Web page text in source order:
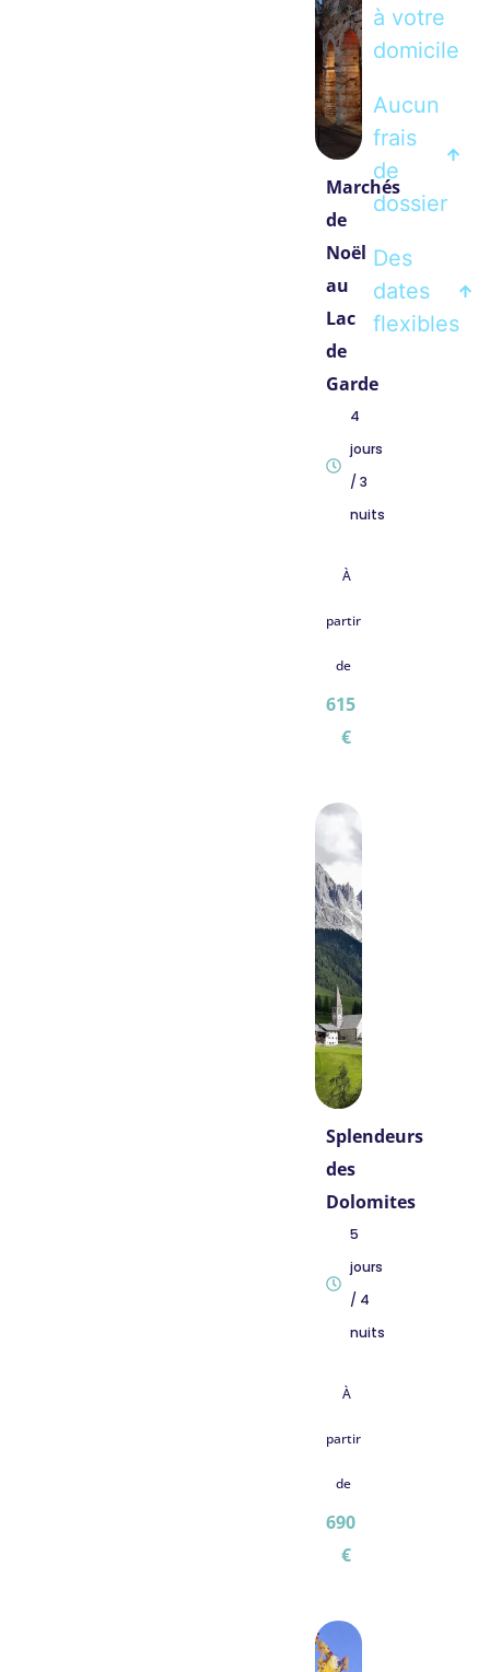
Marchés
de
Noël
au
Lac
de
Garde
4
jours
/ 3
nuits
À
partir
de
615
€
Splendeurs
des
Dolomites
5
jours
/ 4
nuits
À
partir
de
690
€
à votre
domicile
Aucun
frais
de
dossier
Des
dates
flexibles